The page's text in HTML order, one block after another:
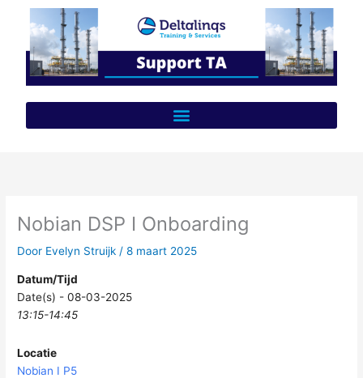
inhoud
Nobian DSP I Onboarding
Door Evelyn Struijk /8 maart 2025
Datum/Tijd
Date(s) - 08-03-2025
13:15-14:45
Locatie
Nobian I P5